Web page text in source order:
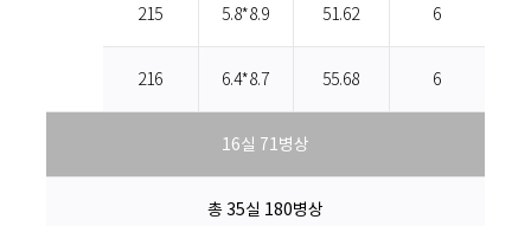
215 5.8*8.9 51.62 6
216 6.4*8.7 55.68 6
16실 71병상
총 35실 180병상